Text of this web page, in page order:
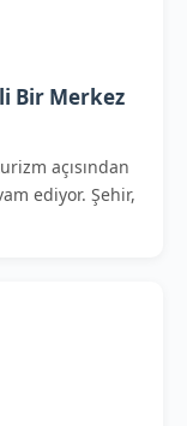
Bir Merkez
açısından
ediyor. Şehir,